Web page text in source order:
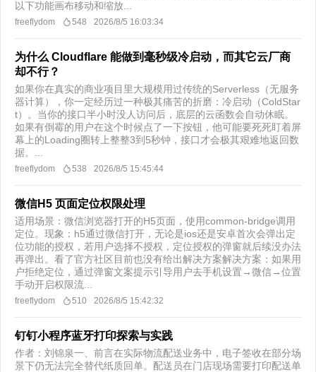
以下功能画布移动和缩放...
freeflydom 548 2026/8/5 16:03:34
为什么 Cloudflare 能做到毫秒级冷启动，而其它云厂商
却不行？
如果你在真实的商业项目里大规模用过传统的Serverless（无服务
器计算），你一定经历过一种极其痛苦的折磨：冷启动（ColdStar
t）。当你的接口半小时没人访问后，底层的云函数会自动休眠。
如果有倒霉的用户在这个时候点了一下按钮，他可能要死死盯着屏
幕上的Loading圈转上整整3到5秒钟，接口才会极其艰难地返回数
据。...
freeflydom 538 2026/8/5 15:45:44
微信H5 页面定位权限处理
适用场景：微信浏览器打开的H5页面，使用common-bridge调用
定位。现象：h5通过微信打开，无论是ios还是安卓首次会弹出定
位功能的授权，若用户选择不授权，定位授权的弹窗就后续没办法
再弹出。看了官方社区目前也没有给出解决方案解决方案：如果用
户拒绝定位，通过弹窗文案提示引导用户去手机设置→微信→位置
手动开启权限流...
freeflydom 510 2026/8/5 15:42:32
钉钉小程序蓝牙打印探索与实践
作者：刘锦泉一、前言在实际物流配送业务中，电子签收在部分场
景下仍无法完全替代纸质回单。配送员在门店现场需要打印配送单